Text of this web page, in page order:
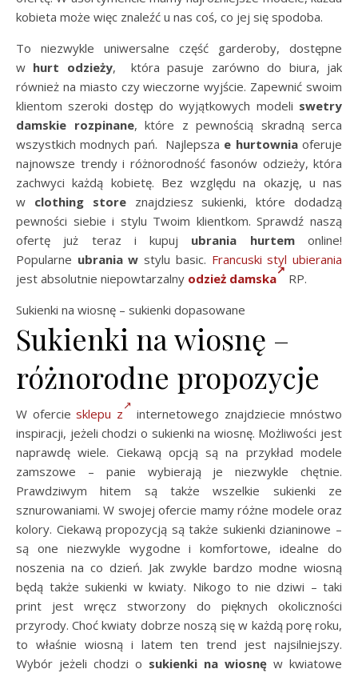
kobieta może więc znaleźć u nas coś, co jej się spodoba.
To niezwykle uniwersalne część garderoby, dostępne
w hurt odzieży, która pasuje zarówno do biura, jak
również na miasto czy wieczorne wyjście. Zapewnić swoim
klientom szeroki dostęp do wyjątkowych modeli swetry
damskie rozpinane, które z pewnością skradną serca
wszystkich modnych pań. Najlepsza e hurtowniaoferuje
najnowsze trendy i różnorodność fasonów odzieży, która
zachwyci każdą kobietę. Bez względu na okazję, u nas
w clothing storeznajdziesz sukienki, które dodadzą
pewności siebie i stylu Twoim klientkom. Sprawdź naszą
ofertę już teraz i kupuj ubrania hurtemonline!
Popularne ubrania w stylu basic. Francuski styl ubierania
jest absolutnie niepowtarzalny odzież damska
RP.
Sukienki na wiosnę – sukienki dopasowane
Sukienki na wiosnę –
różnorodne propozycje
W ofercie sklepu z
internetowego znajdziecie mnóstwo
inspiracji, jeżeli chodzi o sukienki na wiosnę. Możliwości jest
naprawdę wiele. Ciekawą opcją są na przykład modele
zamszowe – panie wybierają je niezwykle chętnie.
Prawdziwym hitem są także wszelkie sukienki ze
sznurowaniami. W swojej ofercie mamy różne modele oraz
kolory. Ciekawą propozycją są także sukienki dzianinowe –
są one niezwykle wygodne i komfortowe, idealne do
noszenia na co dzień. Jak zwykle bardzo modne wiosną
będą także sukienki w kwiaty. Nikogo to nie dziwi – taki
print jest wręcz stworzony do pięknych okoliczności
przyrody. Choć kwiaty dobrze noszą się w każdą porę roku,
to właśnie wiosną i latem ten trend jest najsilniejszy.
Wybór jeżeli chodzi o sukienki na wiosnę w kwiatowe